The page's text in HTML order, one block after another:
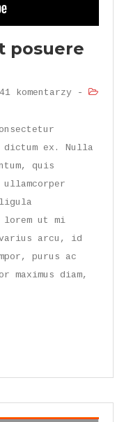
posuere
komentarzy -
ex. Nulla
quis
lorem ut mi
arcu, id
purus ac
diam,